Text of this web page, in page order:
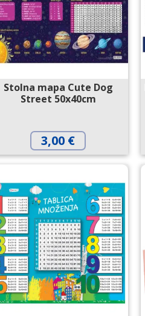
Stolna mapa Cute Dog
Street 50x40cm
3,00 €